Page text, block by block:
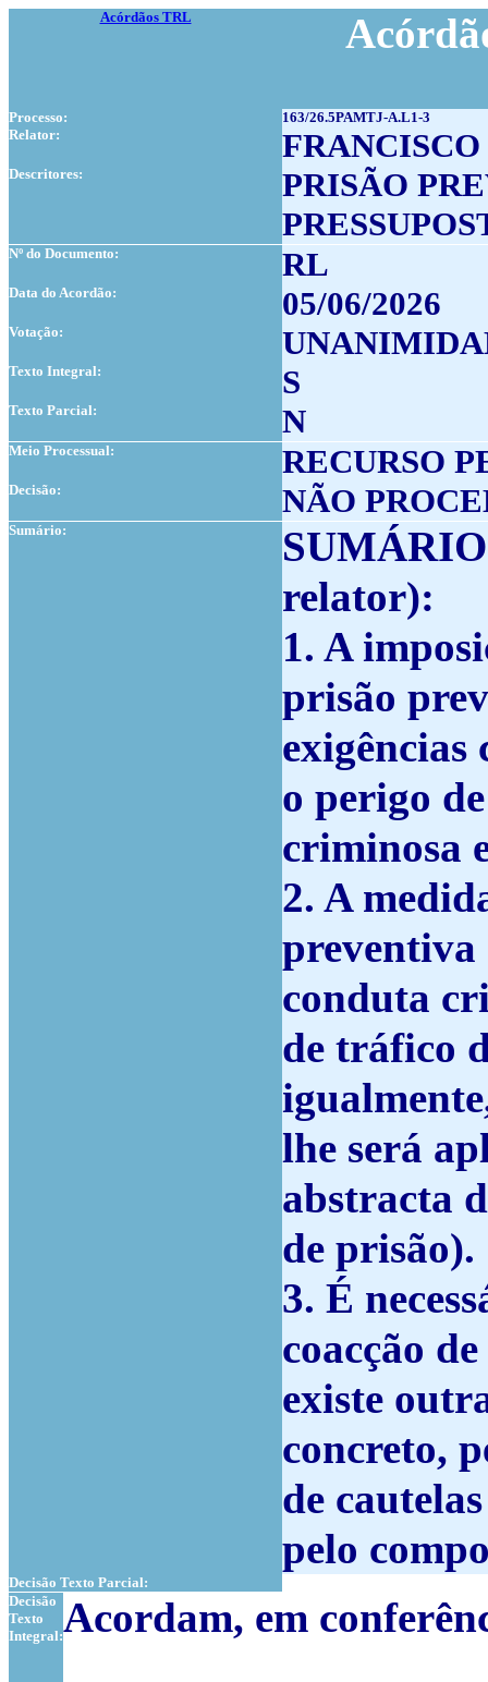
Acórdãos TRL
Processo:
163/26.5PAMTJ-A.L1-3
Relator:
Descritores:
PRISÃO
Nº do Documento: RL
Data do Acordão: 05/06/2026
Votação:
Texto Integral: S
Texto Parcial: N
Meio Processual: RECURSO
Decisão: NÃO
Sumário: SUMÁRIO
relator):
1. A
prisão
o perigo
criminosa
2. A
preventiva
conduta
de tráfico
lhe será
abstracta
de prisão).
3. É
coacção
existe
concreto,
de
pelo
Decisão Texto Parcial:
Decisão
Texto
Integral:Acordam, em